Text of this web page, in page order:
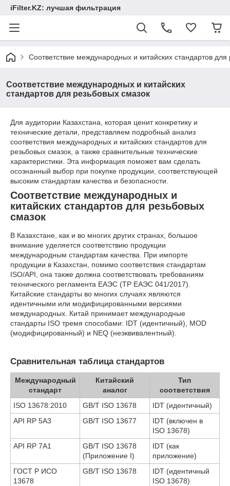
iFilter.KZ: лучшая фильтрация
Соответствие международных и китайских стандартов для
Соответствие международных и китайских
стандартов для резьбовых смазок
Для аудитории Казахстана, которая ценит конкретику и
технические детали, представляем подробный анализ
соответствия международных и китайских стандартов для
резьбовых смазок, а также сравнительные технические
характеристики. Эта информация поможет вам сделать
осознанный выбор при покупке продукции, соответствующей
высоким стандартам качества и безопасности.
Соответствие международных и
китайских стандартов для резьбовых
смазок
В Казахстане, как и во многих других странах, большое
внимание уделяется соответствию продукции
международным стандартам качества. При импорте
продукции в Казахстан, помимо соответствия стандартам
ISO/API, она также должна соответствовать требованиям
технического регламента ЕАЭС (ТР ЕАЭС 041/2017).
Китайские стандарты во многих случаях являются
идентичными или модифицированными версиями
международных. Китай принимает международные
стандарты ISO тремя способами: IDT (идентичный), MOD
(модифицированный) и NEQ (неэквивалентный).
Сравнительная таблица стандартов
Международный
стандарт
Китайский
аналог
Тип
соответствия
ISO 13678:2010
GB/T ISO 13678
IDT (идентичный)
API RP 5A3
GB/T ISO 13677
IDT (включен в
ISO 13678)
API RP 7A1
GB/T ISO 13678
(Приложение I)
IDT (как
приложение)
ГОСТ Р ИСО
13678
GB/T ISO 13678
IDT (идентичный
ISO 13678)